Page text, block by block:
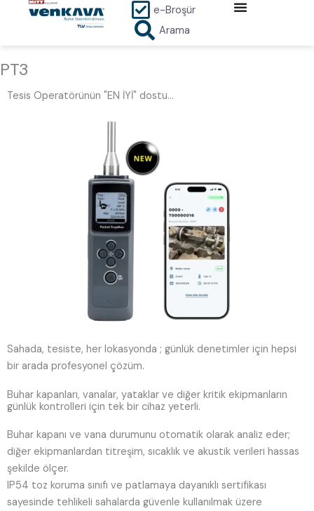
İçeriğe
e-Broşür
Arama
PT3
Tesis Operatörünün "EN İYİ" dostu...
Sahada, tesiste, her lokasyonda ; günlük denetimler için hepsi
bir arada profesyonel çözüm.
Buhar kapanları, vanalar, yataklar ve diğer kritik ekipmanların
günlük kontrolleri için tek bir cihaz yeterli.
Buhar kapanı ve vana durumunu otomatik olarak analiz eder;
diğer ekipmanlardan titreşim, sıcaklık ve akustik verileri hassas
şekilde ölçer.
IP54 toz koruma sınıfı ve patlamaya dayanıklı sertifikası
sayesinde tehlikeli sahalarda güvenle kullanılmak üzere